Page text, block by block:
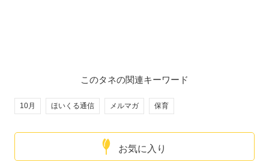
お気に入り
このタネの関連キーワード
10月 ほいくる通信 メルマガ 保育